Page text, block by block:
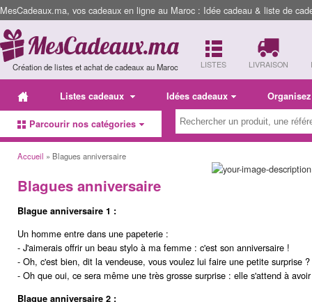
MesCadeaux.ma, vos cadeaux en ligne au Maroc : Idée cadeau & liste de
Création de listes et achat de cadeaux au Maroc LISTES LIVRAISON
Listes cadeaux Idées cadeaux
Parcourir nos catégories
Accueil » Blagues anniversaire
Blagues anniversaire
Blague anniversaire 1 :
Un homme entre dans une papeterie :
- J'aimerais offrir un beau stylo à ma femme : c'est son anniversaire !
- Oh, c'est bien, dit la vendeuse, vous voulez lui faire une petite surprise ?
- Oh que oui, ce sera même une très grosse surprise : elle s'attend à
Blague anniversaire 2 :